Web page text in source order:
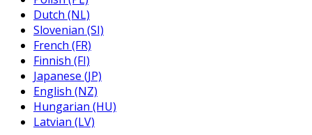
Dutch (NL)
Slovenian (SI)
French (FR)
Finnish (FI)
Japanese (JP)
English (NZ)
Hungarian (HU)
Latvian (LV)